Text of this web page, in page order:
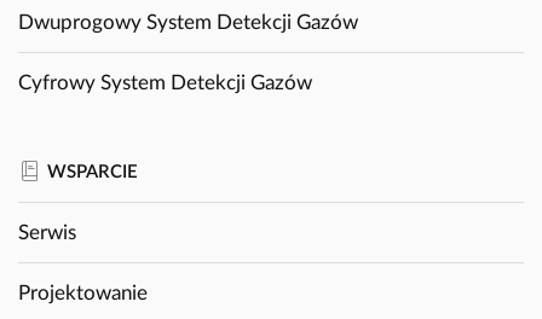
Dwuprogowy System Detekcji Gazów
Cyfrowy System Detekcji Gazów
WSPARCIE
Serwis
Projektowanie